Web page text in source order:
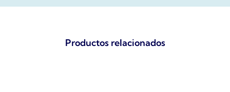
Productos relacionados